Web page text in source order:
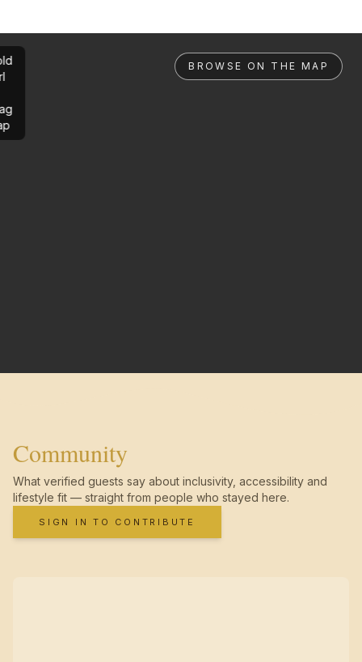
BROWSE ON THE MAP
Community
What verified guests say about inclusivity, accessibility and
lifestyle fit — straight from people who stayed here.
SIGN IN TO CONTRIBUTE